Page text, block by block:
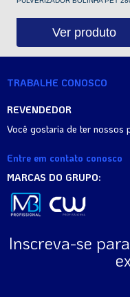
Ver produto
TRABALHE CONOSCO
REVENDEDOR
Você gostaria de ter nossos
Entre em contato conosco
MARCAS DO GRUPO:
Inscreva-se